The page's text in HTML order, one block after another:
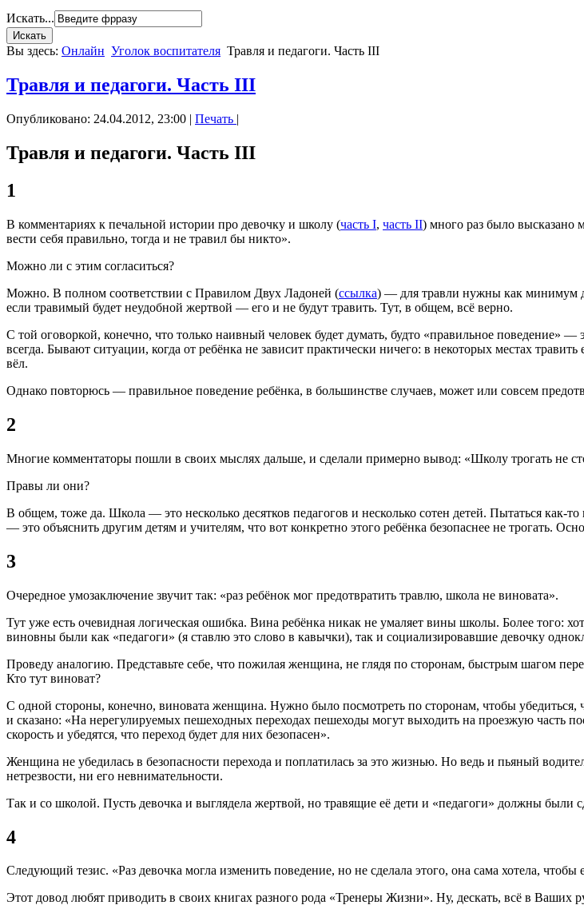
Искать...
Вы здесь: Онлайн Уголок воспитателя Травля и педагоги. Часть III
Травля и педагоги. Часть III
Опубликовано: 24.04.2012, 23:00 | Печать |
Травля и педагоги. Часть III
1
В комментариях к печальной истории про девочку и школу (часть I, часть II) много раз было высказано
вести себя правильно, тогда и не травил бы никто».
Можно ли с этим согласиться?
Можно. В полном соответствии с Правилом Двух Ладоней (ссылка) — для травли нужны как минимум
если травимый будет неудобной жертвой — его и не будут травить. Тут, в общем, всё верно.
С той оговоркой, конечно, что только наивный человек будет думать, будто «правильное поведение» —
всегда. Бывают ситуации, когда от ребёнка не зависит практически ничего: в некоторых местах
вёл.
Однако повторюсь — правильное поведение ребёнка, в большинстве случаев, может или совсем
2
Многие комментаторы пошли в своих мыслях дальше, и сделали примерно вывод: «Школу трогать не
Правы ли они?
В общем, тоже да. Школа — это несколько десятков педагогов и несколько сотен детей. Пытаться
— это объяснить другим детям и учителям, что вот конкретно этого ребёнка безопаснее не трогать.
3
Очередное умозаключение звучит так: «раз ребёнок мог предотвратить травлю, школа не виновата».
Тут уже есть очевидная логическая ошибка. Вина ребёнка никак не умаляет вины школы. Более того:
виновны были как «педагоги» (я ставлю это слово в кавычки), так и социализировавшие девочку
Проведу аналогию. Представьте себе, что пожилая женщина, не глядя по сторонам, быстрым шагом
Кто тут виноват?
С одной стороны, конечно, виновата женщина. Нужно было посмотреть по сторонам, чтобы
и сказано: «На нерегулируемых пешеходных переходах пешеходы могут выходить на проезжую часть
скорость и убедятся, что переход будет для них безопасен».
Женщина не убедилась в безопасности перехода и поплатилась за это жизнью. Но ведь и пьяный
нетрезвости, ни его невнимательности.
Так и со школой. Пусть девочка и выглядела жертвой, но травящие её дети и «педагоги» должны были
4
Следующий тезис. «Раз девочка могла изменить поведение, но не сделала этого, она сама хотела, чтобы
Этот довод любят приводить в своих книгах разного рода «Тренеры Жизни». Ну, дескать, всё в Ваших